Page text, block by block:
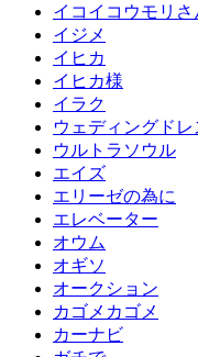
イコイコウモリさ
イジメ
イヒカ
イヒカ様
イラク
ウェディングドレ
ウルトラソウル
エイズ
エリーゼの為に
エレベーター
オウム
オギソ
オークション
カゴメカゴメ
カーナビ